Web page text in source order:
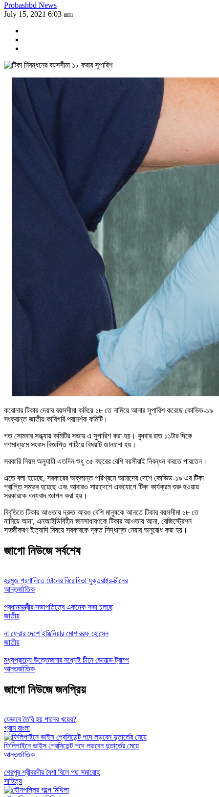
Probashbd News
July 15, 2021 6:03 am
করোনার টিকার দেয়ার বয়সসীমা কমিয়ে ১৮ তে নামিয়ে আনার সুপারিশ করেছে কোভিড-১৯
সংক্রান্ত জাতীয় কারিগরি পরামর্শক কমিটি।
গত সোমবার সন্ধ্যায় কমিটির সভায় এ সুপারিশ করা হয়। বুধবার রাত ১১টার দিকে
গণমাধ্যমে সংবাদ বিজ্ঞপ্তি পাঠিয়ে বিষয়টি জানানো হয়।
সরকারি নিয়ম অনুযায়ী এতদিন শুধু ৩৫ বছরের বেশি বয়সীরাই নিবন্ধন করতে পারতেন।
এতে বলা হয়েছে, সরকারের অক্লান্ত পরিশ্রমে আমাদের দেশে কোভিড-১৯ এর টিকা
প্রাপ্তি সম্ভব হয়েছে এবং আবারও সারাদেশে একযোগে টিকা কার্যক্রম শুরু হওয়ায়
সরকারকে ধন্যবাদ জ্ঞাপন করা হয়।
বিবৃতিতে টিকার আওতায় দ্রুত আরও বেশি মানুষকে আনতে টিকার বয়সসীমা ১৮ তে
নামিয়ে আনা, এনআইডিবিহীন জনসাধারণকে টিকার আওতায় আনা, রেজিস্ট্রেশন
সহজীকরণ ইত্যাদি বিষয়ে সরকারকে দ্রুত সিদ্ধান্ত নেয়ার অনুরোধ করা হয়।
জাগো নিউজে সর্বশেষ
হরমুজ প্রণালিতে টোলের বিরোধিতা যুক্তরাষ্ট্র-চীনের
আন্তর্জাতিক
প্রধানমন্ত্রীর সভাপতিত্বে একনেক সভা চলছে
জাতীয়
না ফেরার দেশে ইঞ্জিনিয়ার মোশাররফ হোসেন
জাতীয়
মধ্যপ্রাচ্যে উত্তেজনার মধ্যেই চীনে ডোনাল্ড ট্রাম্প
আন্তর্জাতিক
জাগো নিউজে জনপ্রিয়
যেভাবে তৈরি হয় পানের খয়ের?
গ্রাম বাংলা
ফিলিপাইনে ভাইস প্রেসিডেন্ট পদে লড়বেন দুতার্তের মেয়ে
আন্তর্জাতিক
শেরপুর শ্রীবরদীর বৈশা বিলে পদ্ম সমারোহ
সাহিত্য